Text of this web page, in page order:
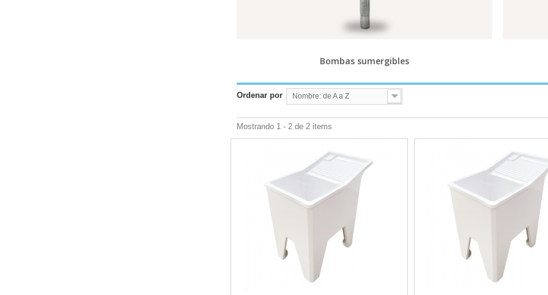
Bombas sumergibles
Ordenar por Nombre: de A a Z
Mostrando 1 - 2 de 2 items